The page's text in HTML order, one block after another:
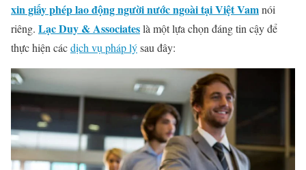
xin giấy phép lao động người nước ngoài tại Việt Vamnói
riêng. Lạc Duy & Associateslà một lựa chọn đáng tin cậy để
thực hiện cácdịch vụ pháp lýsau đây: